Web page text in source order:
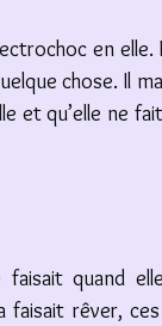
en elle.
chose. Il
et qu’elle ne
quand
faisait rêver,